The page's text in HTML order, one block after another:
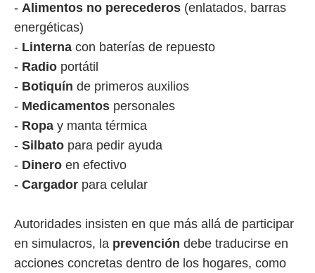
- Alimentos no perecederos (enlatados, barras
energéticas)
- Linterna con baterías de repuesto
- Radio portátil
- Botiquín de primeros auxilios
- Medicamentos personales
- Ropa y manta térmica
- Silbato para pedir ayuda
- Dinero en efectivo
- Cargador para celular
Autoridades insisten en que más allá de participar
en simulacros, la prevención debe traducirse en
acciones concretas dentro de los hogares, como